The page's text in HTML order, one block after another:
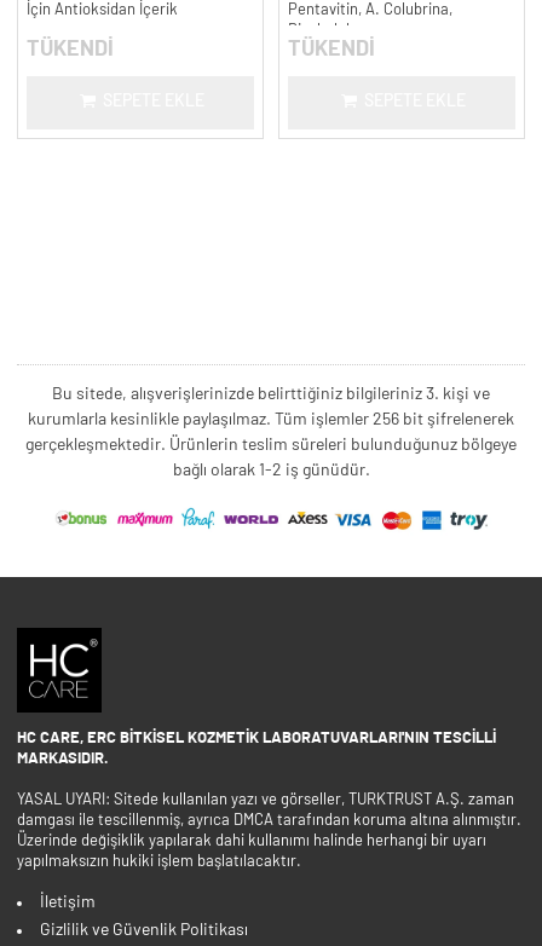
İçin Antioksidan İçerik
TÜKENDİ
Pentavitin, A. Colubrina,
Bisabolol
TÜKENDİ
Bu sitede, alışverişlerinizde belirttiğiniz bilgileriniz 3. kişi ve
kurumlarla kesinlikle paylaşılmaz. Tüm işlemler 256 bit şifrelenerek
gerçekleşmektedir. Ürünlerin teslim süreleri bulunduğunuz bölgeye
bağlı olarak 1-2 iş günüdür.
HC CARE, ERC BITKISEL KOZMETIK LABORATUVARLARI'NIN TESCILLI
MARKASIDIR.
YASAL UYARI: Sitede kullanılan yazı ve görseller, TURKTRUST A.Ş. zaman
damgası ile tescillenmiş, ayrıca DMCA tarafından koruma altına alınmıştır.
Üzerinde değişiklik yapılarak dahi kullanımı halinde herhangi bir uyarı
yapılmaksızın hukiki işlem başlatılacaktır.
İletişim
Gizlilik ve Güvenlik Politikası